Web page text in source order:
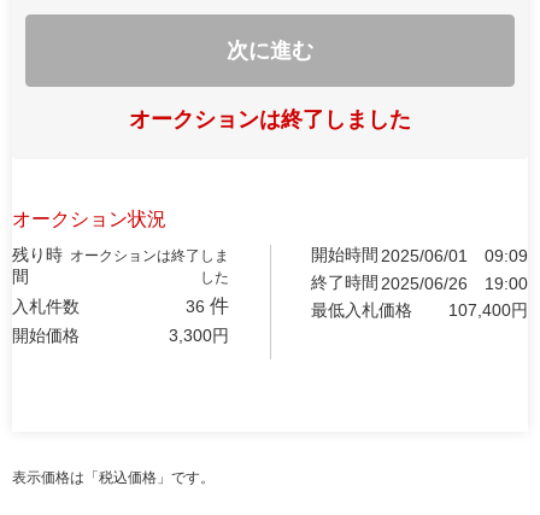
次に進む
オークションは終了しました
オークション状況
残り時
間
オークションは終了しま
した
入札件数 36 件
開始価格 3,300円
開始時間 2025/06/01
09:09
終了時間 2025/06/26
19:00
最低入札価格
107,400円
表示価格は「税込価格」です。